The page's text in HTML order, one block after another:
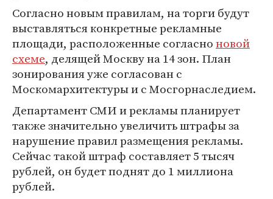
Согласно новым правилам, на торги будут
выставляться конкретные рекламные
площади, расположенные согласноновой
схеме, делящей Москву на 14 зон. План
зонирования уже согласован с
Москомархитектуры и с Мосгорнаследием.
Департамент СМИ и рекламы планирует
также значительно увеличить штрафы за
нарушение правил размещения рекламы.
Сейчас такой штраф составляет 5 тысяч
рублей, он будет поднят до 1 миллиона
рублей.